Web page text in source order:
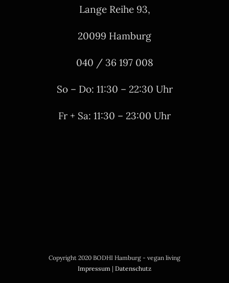
Lange Reihe 93,
20099 Hamburg
040 / 36 197 008
So – Do: 11:30 – 22:30 Uhr
Fr + Sa: 11:30 – 23:00 Uhr
Copyright 2020 BODHI Hamburg - vegan living
Impressum | Datenschutz